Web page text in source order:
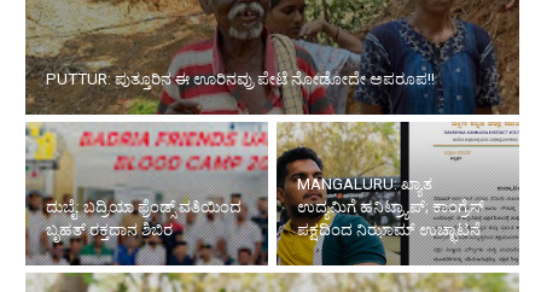
ದುಬೈ: ಬದ್ರಿಯಾ ಫ್ರೆಂಡ್ಸ್ ವತಿಯಿಂದ ಬೃಹತ್
ರಕ್ತದಾನ ಶಿಬಿರ
MANGALURU: ಖ್ಯಾತ
ಉದ್ಯಮಿಗೆ ಹನಿಟ್ರ್ಯಾಪ್; ಕಾಂಗ್ರೆಸ್
ಪಕ್ಷದಿಂದ ನಿಝಾಮ್ ಉಚ್ಛಾಟನೆ